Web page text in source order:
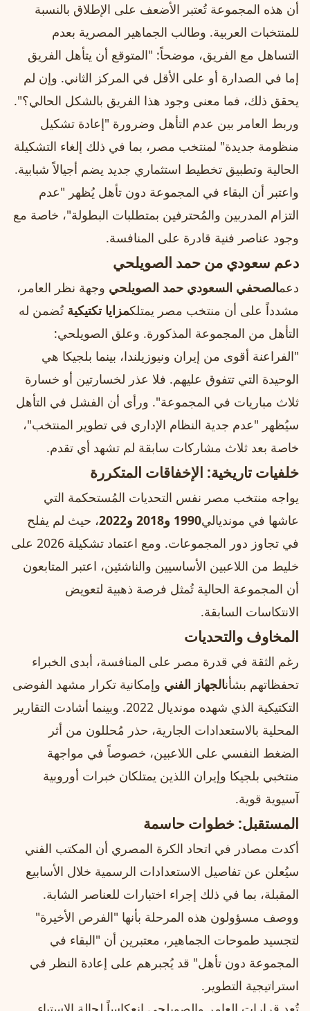
أن هذه المجموعة تُعتبر الأضعف على الإطلاق بالنسبة
للمنتخبات العربية. وطالب الجماهير المصرية بعدم
التساهل مع الفريق، موضحاً: "المتوقع أن يتأهل الفريق
إما في الصدارة أو على الأقل في المركز الثاني. وإن لم
يحقق ذلك، فما معنى وجود هذا الفريق بالشكل الحالي؟".
وربط العامر بين عدم التأهل وضرورة "إعادة تشكيل
منظومة جديدة" لمنتخب مصر، بما في ذلك إلغاء التشكيلة
الحالية وتطبيق تخطيط استثماري جديد يضم أجيالاً شبابية.
واعتبر أن البقاء في المجموعة دون تأهل يُظهر "عدم
التزام المدربين والمُحترفين بمتطلبات البطولة"، خاصة مع
وجود عناصر فنية قادرة على المنافسة.
دعم سعودي من حمد الصويلحي
دعمالصحفي السعودي حمد الصويلحي وجهة نظر العامر،
مشدداً على أن منتخب مصر يمتلكمزايا تكتيكية تُضمن له
التأهل من المجموعة المذكورة. وعلق الصويلحي:
"الفراعنة أقوى من إيران ونيوزيلندا، بينما بلجيكا هي
الوحيدة التي تتفوق عليهم. فلا عذر لخسارتين أو خسارة
ثلاث مباريات في المجموعة". ورأى أن الفشل في التأهل
سيُظهر "عدم جدية النظام الإداري في تطوير المنتخب"،
خاصة بعد ثلاث مشاركات سابقة لم تشهد أي تقدم.
خلفيات تاريخية: الإخفاقات المتكررة
يواجه منتخب مصر نفس التحديات المُستحكمة التي
عاشها في مونديالي1990 و2018 و2022
، حيث لم يفلح
في تجاوز دور المجموعات. ومع اعتماد تشكيلة 2026 على
خليط من اللاعبين الأساسيين والناشئين، اعتبر المتابعون
أن المجموعة الحالية تُمثل فرصة ذهبية لتعويض
الانتكاسات السابقة.
المخاوف والتحديات
رغم الثقة في قدرة مصر على المنافسة، أبدى الخبراء
تحفظاتهم بشأنالجهاز الفني وإمكانية تكرار مشهد الفوضى
التكتيكية الذي شهده مونديال 2022. وبينما أشادت التقارير
المحلية بالاستعدادات الجارية، حذر مُحللون من أثر
الضغط النفسي على اللاعبين، خصوصاً في مواجهة
منتخبي بلجيكا وإيران اللذين يمتلكان خبرات أوروبية
آسيوية قوية.
المستقبل: خطوات حاسمة
أكدت مصادر في اتحاد الكرة المصري أن المكتب الفني
سيُعلن عن تفاصيل الاستعدادات الرسمية خلال الأسابيع
المقبلة، بما في ذلك إجراء اختبارات للعناصر الشابة.
ووصف مسؤولون هذه المرحلة بأنها "الفرص الأخيرة"
لتجسيد طموحات الجماهير، معتبرين أن "البقاء في
المجموعة دون تأهل" قد يُجبرهم على إعادة النظر في
استراتيجية التطوير.